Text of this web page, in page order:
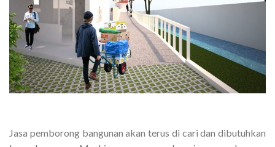
Jasa pemborong bangunan akan terus di cari dan dibutuhkan